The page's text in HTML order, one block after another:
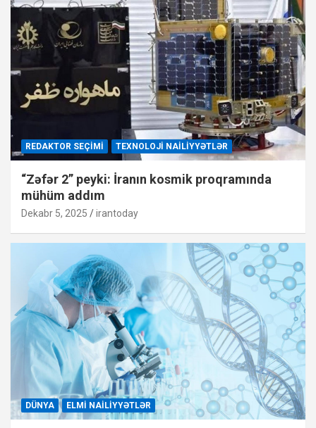
REDAKTOR SEÇIMI TEXNOLOJI NAILIYYƏTLƏR
“Zəfər 2” peyki: İranın kosmik proqramında
mühüm addım
Dekabr 5, 2025 irantoday
DÜNYA ELMI NAILIYYƏTLƏR